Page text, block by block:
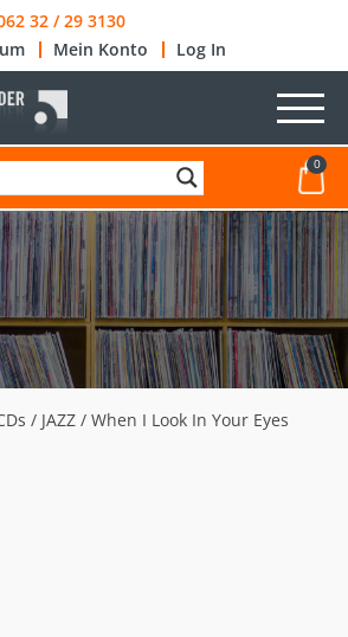
32 / 29 3130
Mein Konto Log In
0
/ JAZZ / When I Look In Your Eyes